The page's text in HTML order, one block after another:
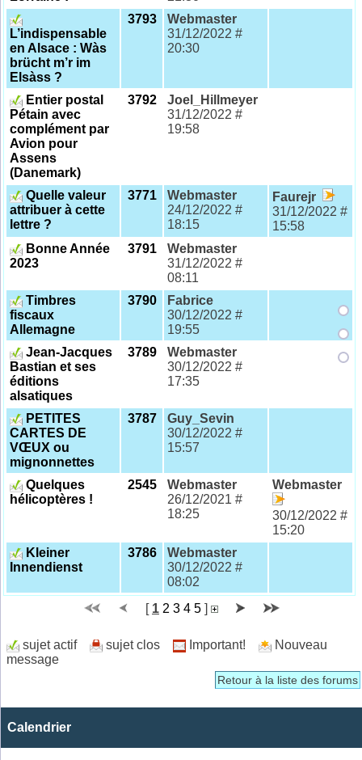
L’indispensable
en Alsace : Wàs
brücht m’r im
Elsàss ?
3793
Webmaster
31/12/2022 #
20:30
Entier postal
Pétain avec
complément par
Avion pour
Assens
(Danemark)
3792
Joel_Hillmeyer
31/12/2022 #
19:58
Quelle valeur
attribuer à cette
lettre ?
3771
Webmaster
24/12/2022 #
18:15
Faurejr
31/12/2022 #
15:58
Bonne Année
2023
3791
Webmaster
31/12/2022 #
08:11
Timbres
fiscaux
Allemagne
3790
Fabrice
30/12/2022 #
19:55
Jean-Jacques
Bastian et ses
éditions
alsatiques
3789
Webmaster
30/12/2022 #
17:35
PETITES
CARTES DE
VŒUX ou
mignonnettes
3787
Guy_Sevin
30/12/2022 #
15:57
Quelques
hélicoptères !
2545
Webmaster
26/12/2021 #
18:25
Webmaster
30/12/2022 #
15:20
Kleiner
Innendienst
3786
Webmaster
30/12/2022 #
08:02
[ 1 2 3 4 5 ]
sujet actif sujet clos Important!
Nouveau
message
Retour à la liste des forums
Calendrier